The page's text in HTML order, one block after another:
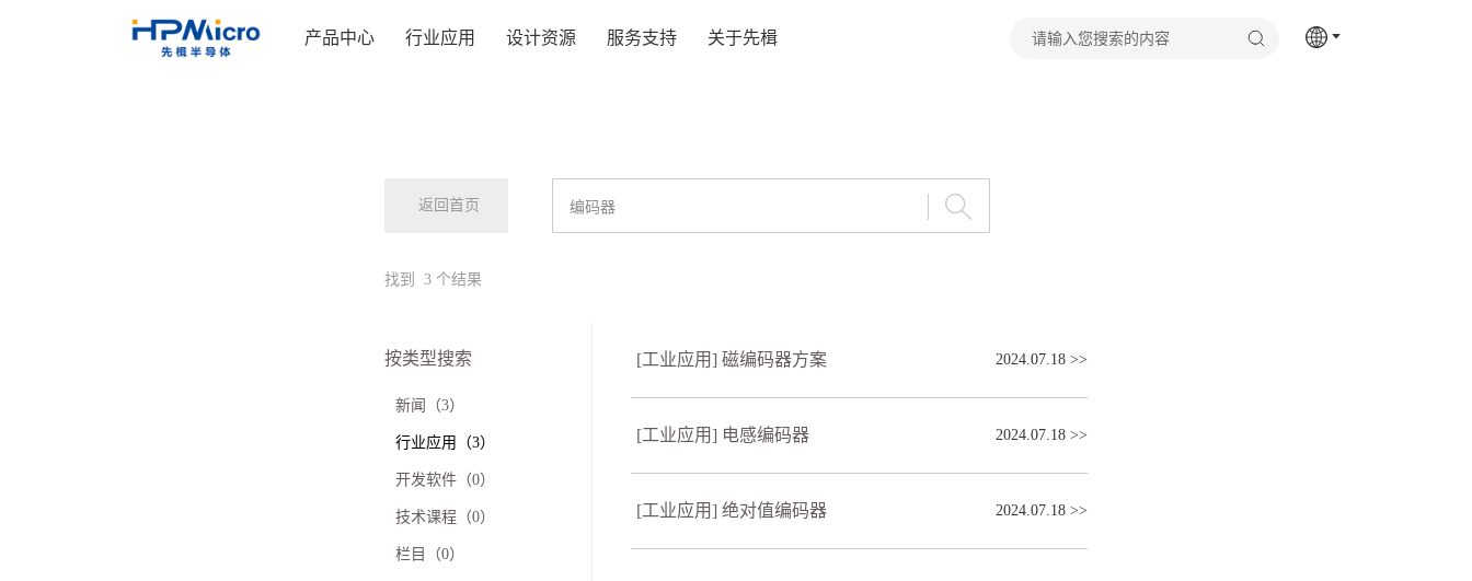
产品中心 行业应用 设计资源 服务支持 关于先楫
返回首页
找到 3 个结果
按类型搜索
新闻（3）
行业应用（3）
开发软件（0）
技术课程（0）
栏目（0）
[工业应用] 磁编码器方案 2024.07.18 >>
[工业应用] 电感编码器 2024.07.18 >>
[工业应用] 绝对值编码器 2024.07.18 >>